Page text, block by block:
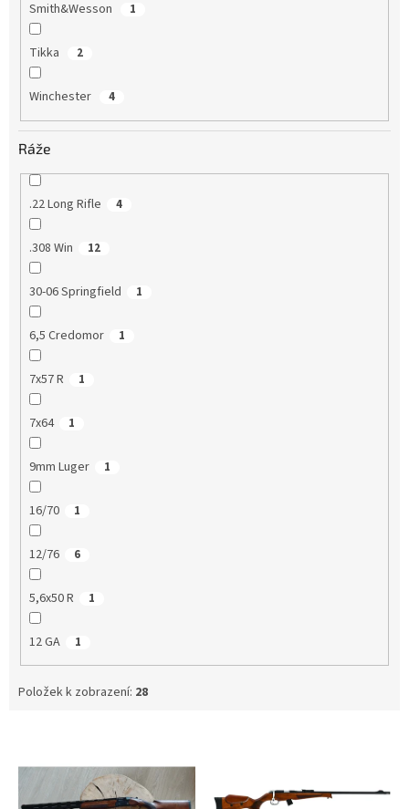
Smith&Wesson 1
Tikka 2
Winchester 4
Ráže
.22 Long Rifle 4
.308 Win 12
30-06 Springfield 1
6,5 Credomor 1
7x57 R 1
7x64 1
9mm Luger 1
16/70 1
12/76 6
5,6x50 R 1
12 GA 1
Položek k zobrazení: 28